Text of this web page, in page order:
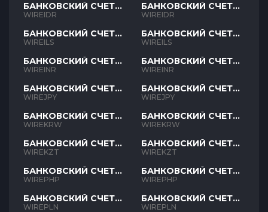
БАНКОВСКИЙ СЧЕТ
IDR
WIREIDR
БАНКОВСКИЙ СЧЕТ
ILS
WIREILS
БАНКОВСКИЙ СЧЕТ
INR
WIREINR
БАНКОВСКИЙ СЧЕТ
JPY
WIREJPY
БАНКОВСКИЙ СЧЕТ
KRW
WIREKRW
БАНКОВСКИЙ СЧЕТ
KZT
WIREKZT
БАНКОВСКИЙ СЧЕТ
PHP
WIREPHP
БАНКОВСКИЙ СЧЕТ
PLN
WIREPLN
БАНКОВСКИЙ СЧЕТ
IDR
WIREIDR
БАНКОВСКИЙ СЧЕТ
ILS
WIREILS
БАНКОВСКИЙ СЧЕТ
INR
WIREINR
БАНКОВСКИЙ СЧЕТ
JPY
WIREJPY
БАНКОВСКИЙ СЧЕТ
KRW
WIREKRW
БАНКОВСКИЙ СЧЕТ
KZT
WIREKZT
БАНКОВСКИЙ СЧЕТ
PHP
WIREPHP
БАНКОВСКИЙ СЧЕТ
PLN
WIREPLN